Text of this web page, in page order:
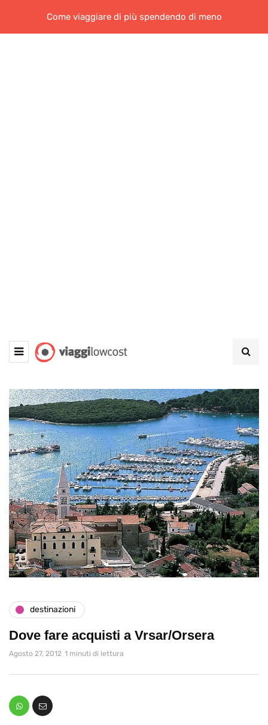
Come viaggiare di più spendendo di meno
destinazioni
Dove fare acquisti a Vrsar/Orsera
Agosto 27, 2012 1 minuti di lettura